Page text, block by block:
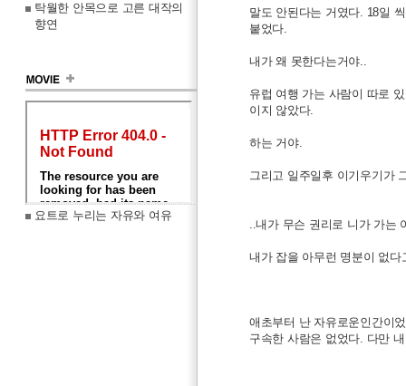
탁월한 안목으로 고른 대작의
향연
요트로 누리는 자유와 여유
말도 안된다는 거였다. 18일
붙었다.
내가 왜 못한다는거야..
유럽 여행 가는 사람이 따로
이지 않았다.
하는 거야.
그리고 일주일후 이기우기가
..내가 무슨 권리로 니가 가는
내가 잡을 아무런 명분이 없다
애초부터 난 자유로운인간이
구속한 사람은 없었다. 다만